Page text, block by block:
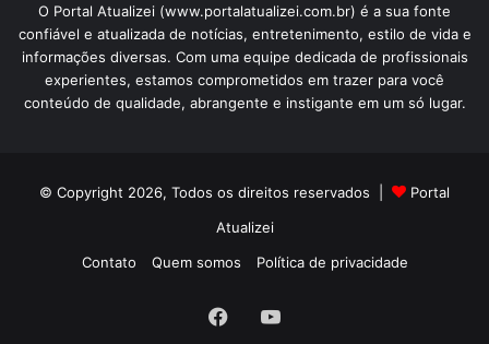
O Portal Atualizei (www.portalatualizei.com.br) é a sua fonte
confiável e atualizada de notícias, entretenimento, estilo de vida e
informações diversas. Com uma equipe dedicada de profissionais
experientes, estamos comprometidos em trazer para você
conteúdo de qualidade, abrangente e instigante em um só lugar.
© Copyright 2026, Todos os direitos reservados |
Portal
Atualizei
Contato
Quem somos Política de privacidade
FacebookYouTube